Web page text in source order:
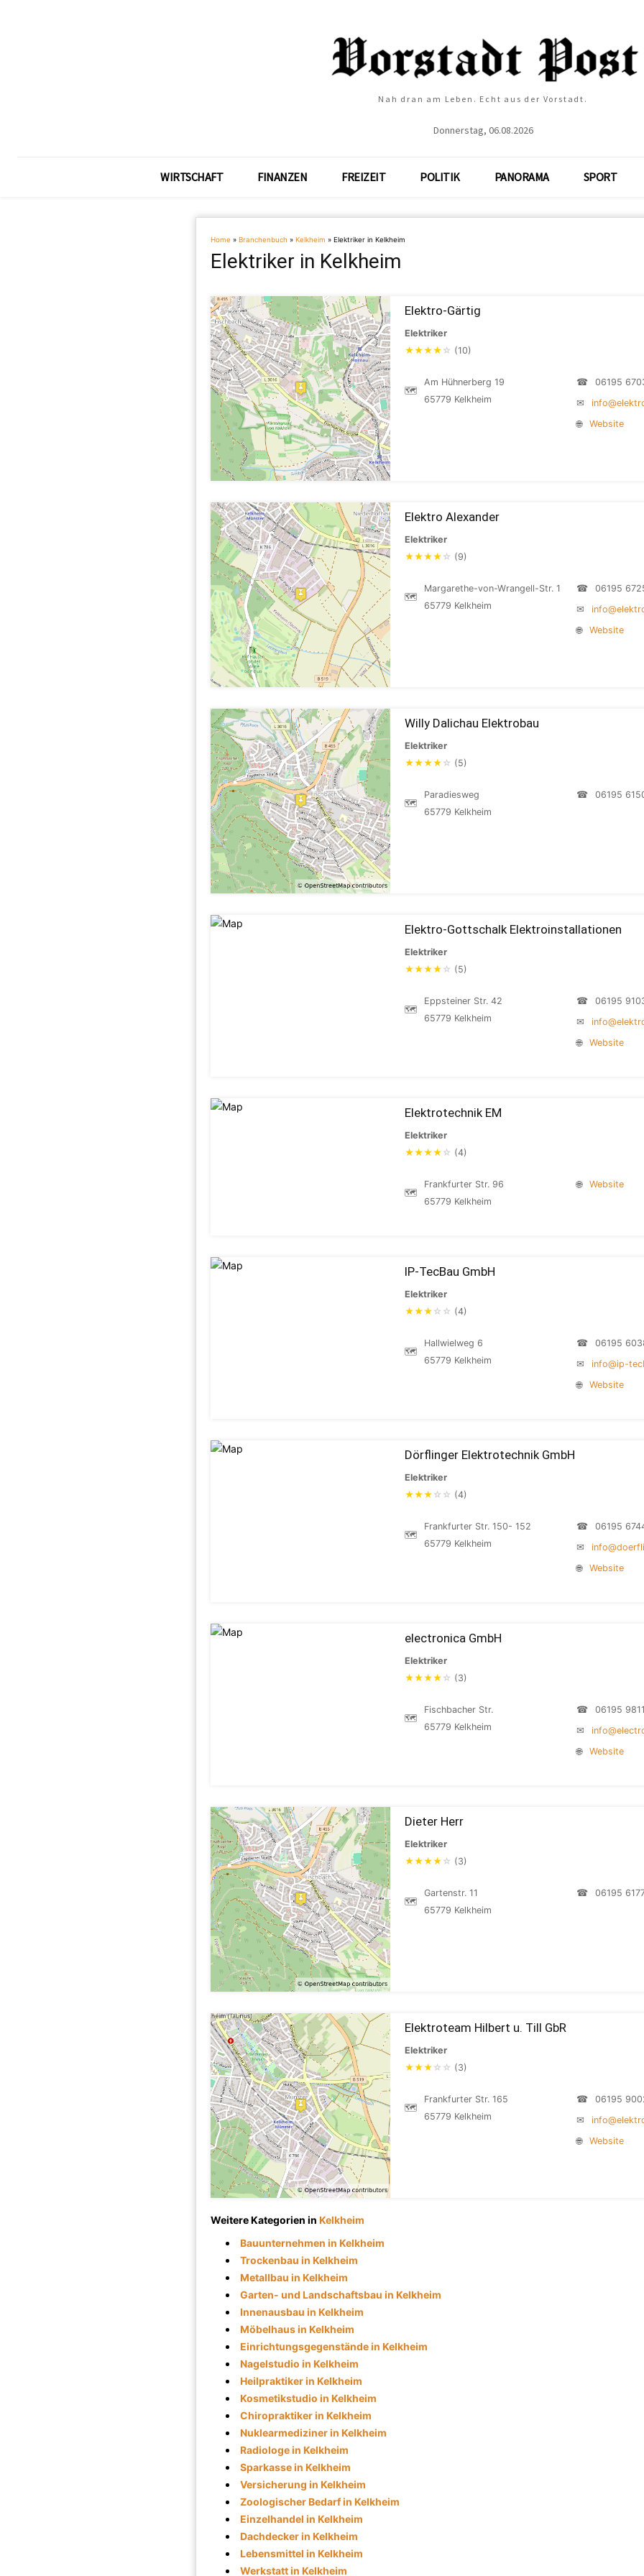
Nah dran am Leben. Echt aus der Vorstadt.
Donnerstag, 06.08.2026
WIRTSCHAFT FINANZEN FREIZEIT POLITIK PANORAMA SPORT
Home » Branchenbuch » Kelkheim » Elektriker in Kelkheim
Elektriker in Kelkheim
Elektro-Gärtig
Elektriker
★★★★ ☆ (10)
🗺
Am Hühnerberg 19
65779 Kelkheim
☎
06195
✉
🌐
Website
Elektro Alexander
Elektriker
★★★★ ☆ (9)
🗺
Margarethe-von-Wrangell-Str. 1
65779 Kelkheim
☎
06195
✉
🌐
Website
Willy Dalichau Elektrobau
Elektriker
★★★★ ☆ (5)
🗺
Paradiesweg
65779 Kelkheim
☎ 06195
Elektro-Gottschalk Elektroinstallationen
Elektriker
★★★★ ☆ (5)
🗺
Eppsteiner Str. 42
65779 Kelkheim
☎
06195
✉
🌐
Website
Elektrotechnik EM
Elektriker
★★★★ ☆ (4)
🗺
Frankfurter Str. 96
65779 Kelkheim
🌐 Website
IP-TecBau GmbH
Elektriker
★★★ ☆ ☆ (4)
🗺
Hallwielweg 6
65779 Kelkheim
☎
06195
✉
info@ip-
🌐
Website
Dörflinger Elektrotechnik GmbH
Elektriker
★★★ ☆ ☆ (4)
🗺
Frankfurter Str. 150- 152
65779 Kelkheim
☎
06195
✉
🌐
Website
electronica GmbH
Elektriker
★★★★ ☆ (3)
🗺
Fischbacher Str.
65779 Kelkheim
☎
06195
✉
🌐
Website
Dieter Herr
Elektriker
★★★★ ☆ (3)
🗺
Gartenstr. 11
65779 Kelkheim
☎ 06195
Elektroteam Hilbert u. Till GbR
Elektriker
★★★ ☆ ☆ (3)
🗺
Frankfurter Str. 165
65779 Kelkheim
☎
06195
✉
🌐
Website
Weitere Kategorien in Kelkheim
Bauunternehmen in Kelkheim
Trockenbau in Kelkheim
Metallbau in Kelkheim
Garten- und Landschaftsbau in Kelkheim
Innenausbau in Kelkheim
Möbelhaus in Kelkheim
Einrichtungsgegenstände in Kelkheim
Nagelstudio in Kelkheim
Heilpraktiker in Kelkheim
Kosmetikstudio in Kelkheim
Chiropraktiker in Kelkheim
Nuklearmediziner in Kelkheim
Radiologe in Kelkheim
Sparkasse in Kelkheim
Versicherung in Kelkheim
Zoologischer Bedarf in Kelkheim
Einzelhandel in Kelkheim
Dachdecker in Kelkheim
Lebensmittel in Kelkheim
Werkstatt in Kelkheim